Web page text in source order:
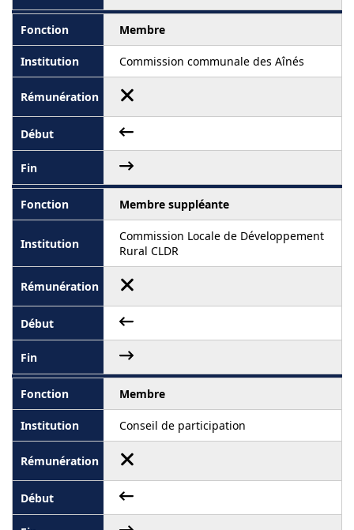
Membre
Commission communale des Aînés
Membre suppléante
Commission Locale de Développement
Rural CLDR
Membre
Conseil de participation